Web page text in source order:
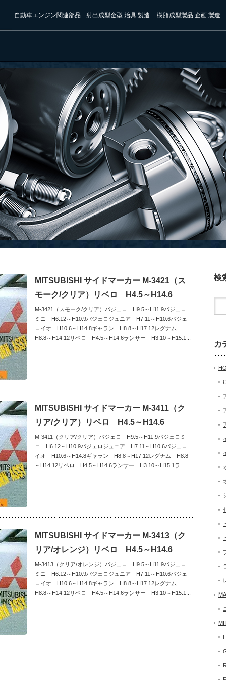
自動車エンジン関連部品 射出成型金型 治具 製造 樹脂成型製品 企画 製造
MITSUBISHI サイドマーカー M-3421（ス
モーク/クリア）リベロ H4.5～H14.6
M-3421（スモーク/クリア）パジェロ H9.5～H11.9パジェロ
ミニ H6.12～H10.9パジェロジュニア H7.11～H10.6パジェ
ロイオ H10.6～H14.8ギャラン H8.8～H17.12レグナム
H8.8～H14.12リベロ H4.5～H14.6ランサー H3.10～H15.1...
MITSUBISHI サイドマーカー M-3411（ク
リア/クリア）リベロ H4.5～H14.6
M-3411（クリア/クリア）パジェロ H9.5～H11.9パジェロミ
ニ H6.12～H10.9パジェロジュニア H7.11～H10.6パジェロ
イオ H10.6～H14.8ギャラン H8.8～H17.12レグナム H8.8
～H14.12リベロ H4.5～H14.6ランサー H3.10～H15.1ラ...
MITSUBISHI サイドマーカー M-3413（ク
リア/オレンジ）リベロ H4.5～H14.6
M-3413（クリア/オレンジ）パジェロ H9.5～H11.9パジェロ
ミニ H6.12～H10.9パジェロジュニア H7.11～H10.6パジェ
ロイオ H10.6～H14.8ギャラン H8.8～H17.12レグナム
H8.8～H14.12リベロ H4.5～H14.6ランサー H3.10～H15.1...
検
カ